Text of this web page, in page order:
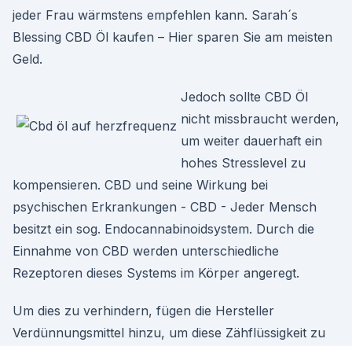
jeder Frau wärmstens empfehlen kann. Sarah´s
Blessing CBD Öl kaufen – Hier sparen Sie am meisten
Geld.
Jedoch sollte CBD Öl
nicht missbraucht werden,
um weiter dauerhaft ein
hohes Stresslevel zu
kompensieren. CBD und seine Wirkung bei
psychischen Erkrankungen - CBD - Jeder Mensch
besitzt ein sog. Endocannabinoidsystem. Durch die
Einnahme von CBD werden unterschiedliche
Rezeptoren dieses Systems im Körper angeregt.
Um dies zu verhindern, fügen die Hersteller
Verdünnungsmittel hinzu, um diese Zähflüssigkeit zu